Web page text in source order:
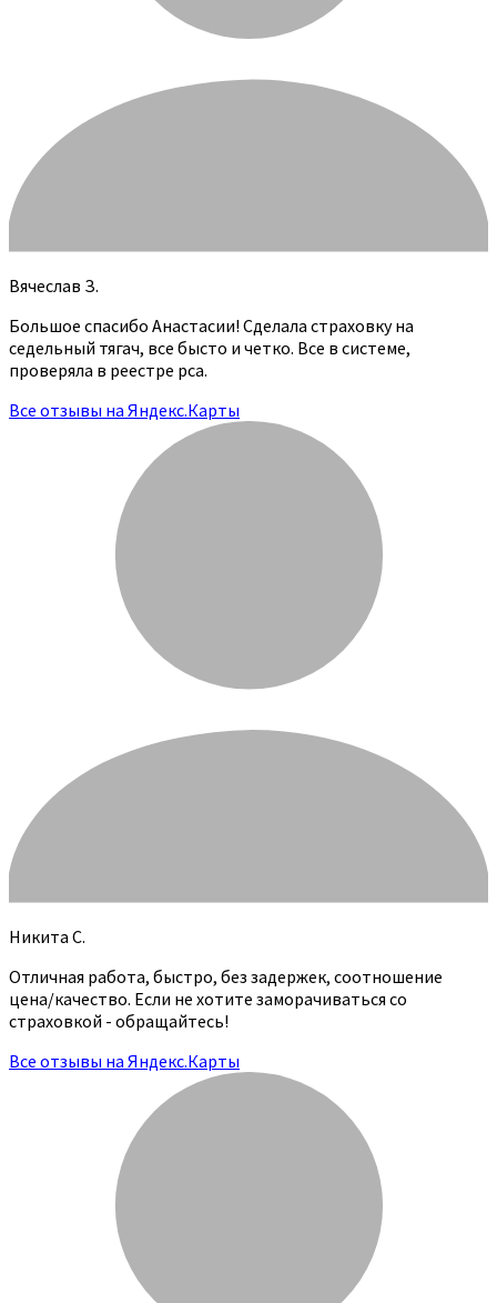
Вячеслав З.
Большое спасибо Анастасии! Сделала страховку на
седельный тягач, все бысто и четко. Все в системе,
проверяла в реестре рса.
Все отзывы на Яндекс.Карты
Никита С.
Отличная работа, быстро, без задержек, соотношение
цена/качество. Если не хотите заморачиваться со
страховкой - обращайтесь!
Все отзывы на Яндекс.Карты